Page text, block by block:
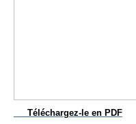
Téléchargez-le en PDF